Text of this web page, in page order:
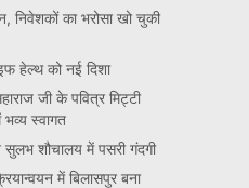
निवेशकों का भरोसा खो चुकी
हेल्थ को नई दिशा
जी के पवित्र मिट्टी
स्वागत
शौचालय में पसरी गंदगी
में बिलासपुर बना